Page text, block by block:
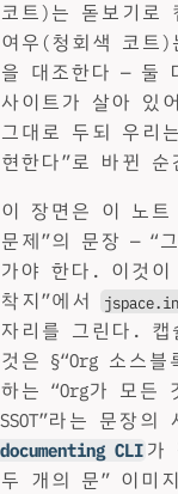
코트)는 돋보기로
여우(청회색 코트
을 대조한다 — 둘
사이트가 살아 있
그대로 두되 우리
현한다”로 바뀐 순
이 장면은 이 노트
문제”의 문장 — “
가야 한다. 이것이
착지”에서
자리를 그린다.
것은 §“Org 소스
하는 “Org가 모든
SSOT”라는 문장
documenting CLI 가
두 개의 문” 이미